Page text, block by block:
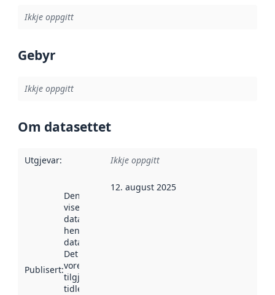
Ikkje oppgitt
Gebyr
Ikkje oppgitt
Om datasettet
Utgjevar: Ikkje oppgitt
Publisert:
Denne datoen
viser når
datasettet vart
henta inn av
data.norge.no.
Det kan ha
vore
tilgjengeleg
tidlegare
12. august 2025